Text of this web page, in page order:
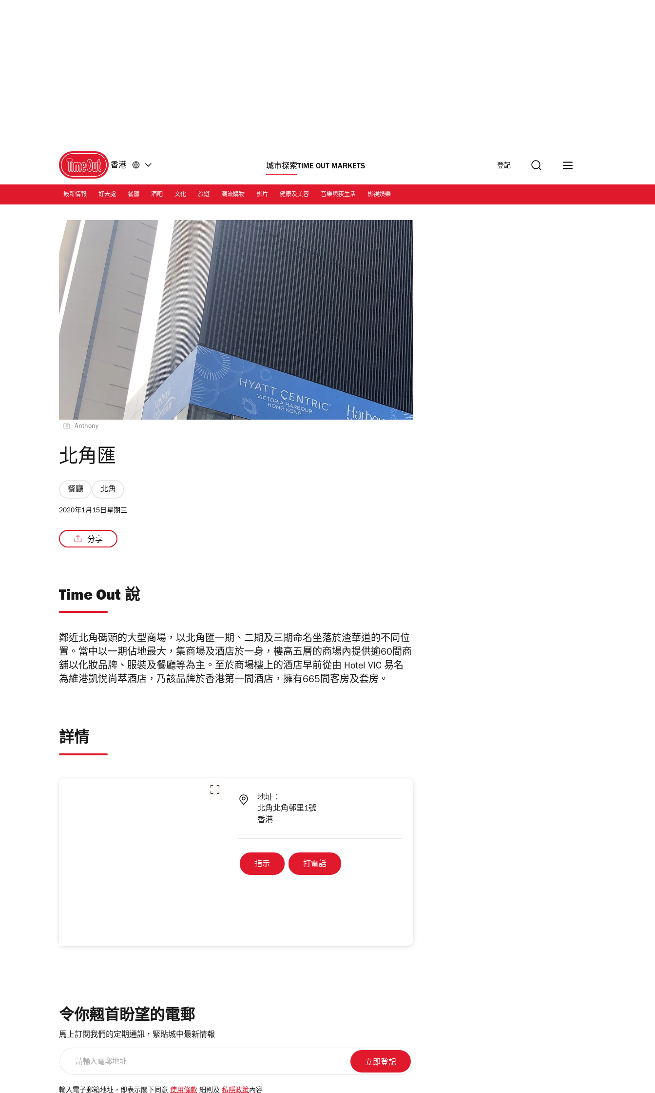
香港 城市探索TIME OUT MARKETS 登記
最新情報 好去處 餐廳 酒吧 文化 旅遊 潮流購物 影片 健康及美容 音樂與夜生活 影視娛樂
Anthony
北角匯
餐廳 北角
2020年1月15日星期三
分享
Time Out 說
鄰近北角碼頭的大型商場，以北角匯一期、二期及三期命名坐落於渣華道的不同位
置。當中以一期佔地最大，集商場及酒店於一身，樓高五層的商場內提供逾60間商
舖以化妝品牌、服裝及餐廳等為主。至於商場樓上的酒店早前從由 Hotel VIC 易名
為維港凱悅尚萃酒店，乃該品牌於香港第一間酒店，擁有665間客房及套房。
詳情
地址：
北角北角邨里1號
香港
指示 打電話
令你翹首盼望的電郵
馬上訂閱我們的定期通訊，緊貼城中最新情報
電
輸入電子郵箱地址，即表示閣下同意 使用條款 細則及 私隱政策 內容